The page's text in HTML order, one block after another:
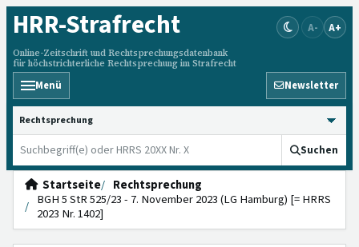
HRR-Strafrecht
Online-Zeitschrift und Rechtsprechungsdatenbank
für höchstrichterliche Rechtsprechung im Strafrecht
A- A+
Menü Newsletter
HRRS durchsuchen
Suchen
Startseite
Rechtsprechung
BGH 5 StR 525/23 - 7. November 2023 (LG Hamburg) [= HRRS
2023 Nr. 1402]